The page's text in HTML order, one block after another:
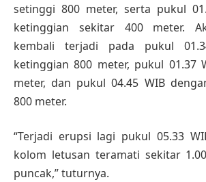
setinggi 800 meter, serta pukul
ketinggian sekitar 400 meter.
kembali terjadi pada pukul
ketinggian 800 meter, pukul 01.37
meter, dan pukul 04.45 WIB
800 meter.
“Terjadi erupsi lagi pukul 05.33
kolom letusan teramati sekitar
puncak,” tuturnya.